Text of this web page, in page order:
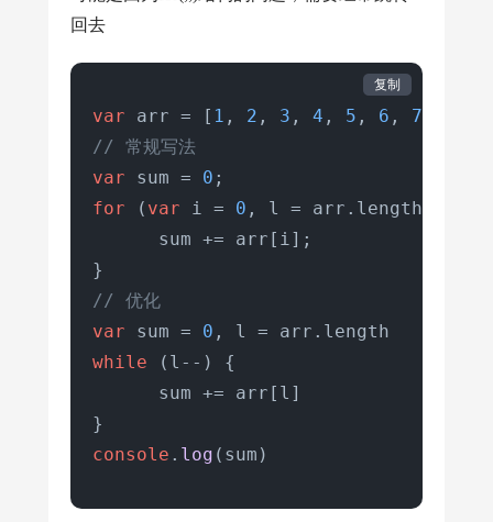
回去
var arr = [ 1 , 2 , 3 , 4 , 5 , 6 , 7
// 常规写法
var sum = 0
for ( var i = 0 , l = arr. length
      sum += arr[i];
// 优化
var sum = 0 , l = arr. length
while (l--) {
      sum += arr[l]
console . log (sum)
复制